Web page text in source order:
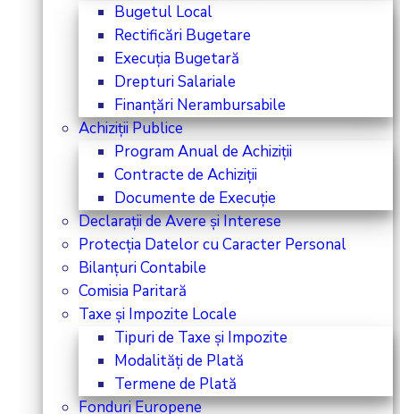
Bugetul Local
Rectificări Bugetare
Execuția Bugetară
Drepturi Salariale
Finanțări Nerambursabile
Achiziții Publice
Program Anual de Achiziții
Contracte de Achiziții
Documente de Execuție
Declarații de Avere și Interese
Protecția Datelor cu Caracter Personal
Bilanțuri Contabile
Comisia Paritară
Taxe și Impozite Locale
Tipuri de Taxe și Impozite
Modalități de Plată
Termene de Plată
Fonduri Europene